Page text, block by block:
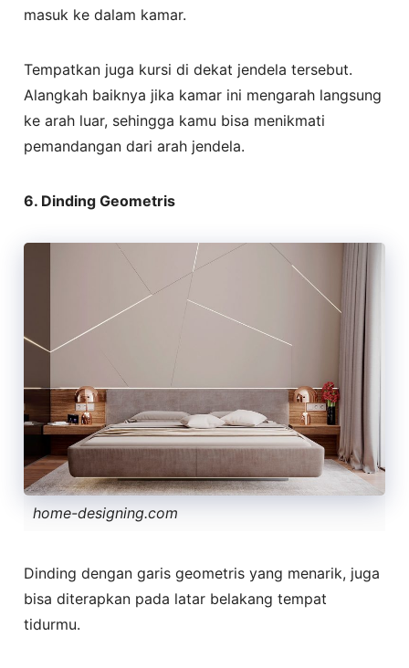
masuk ke dalam kamar.
Tempatkan juga kursi di dekat jendela tersebut.
Alangkah baiknya jika kamar ini mengarah langsung
ke arah luar, sehingga kamu bisa menikmati
pemandangan dari arah jendela.
6. Dinding Geometris
home-designing.com
Dinding dengan garis geometris yang menarik, juga
bisa diterapkan pada latar belakang tempat
tidurmu.